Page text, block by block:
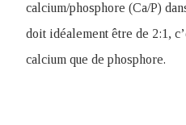
calcium/phosphore (Ca/P)
doit idéalement être de 2:1,
calcium que de phosphore.